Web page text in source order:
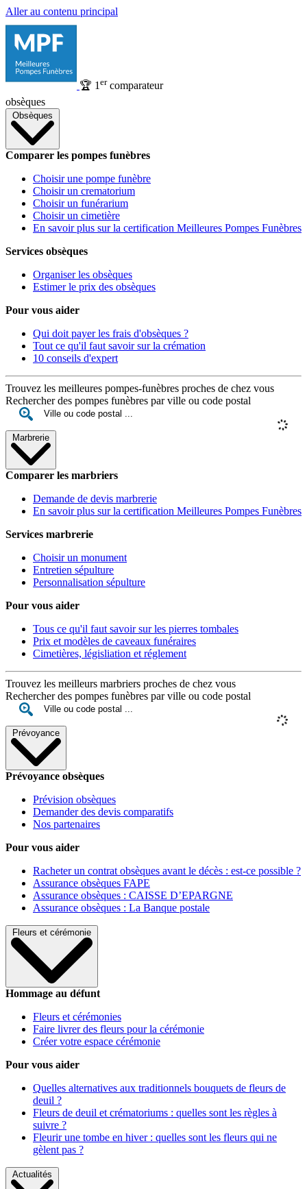
Aller au contenu principal
🏆 1 ercomparateur
obsèques
Obsèques
Comparer les pompes funèbres
Choisir une pompe funèbre
Choisir un crematorium
Choisir un funérarium
Choisir un cimetière
En savoir plus sur la certification Meilleures Pompes Funèbres
Services obsèques
Organiser les obsèques
Estimer le prix des obsèques
Pour vous aider
Qui doit payer les frais d'obsèques ?
Tout ce qu'il faut savoir sur la crémation
10 conseils d'expert
Trouvez les meilleures pompes-funèbres proches de chez vous
Rechercher des pompes funèbres par ville ou code postal
Marbrerie
Comparer les marbriers
Demande de devis marbrerie
En savoir plus sur la certification Meilleures Pompes Funèbres
Services marbrerie
Choisir un monument
Entretien sépulture
Personnalisation sépulture
Pour vous aider
Tous ce qu'il faut savoir sur les pierres tombales
Prix et modèles de caveaux funéraires
Cimetières, législiation et réglement
Trouvez les meilleurs marbriers proches de chez vous
Rechercher des pompes funèbres par ville ou code postal
Prévoyance
Prévoyance obsèques
Prévision obsèques
Demander des devis comparatifs
Nos partenaires
Pour vous aider
Racheter un contrat obsèques avant le décès : est-ce possible ?
Assurance obsèques FAPE
Assurance obsèques : CAISSE D’EPARGNE
Assurance obsèques : La Banque postale
Fleurs et cérémonie
Hommage au défunt
Fleurs et cérémonies
Faire livrer des fleurs pour la cérémonie
Créer votre espace cérémonie
Pour vous aider
Quelles alternatives aux traditionnels bouquets de fleurs de
deuil ?
Fleurs de deuil et crématoriums : quelles sont les règles à
suivre ?
Fleurir une tombe en hiver : quelles sont les fleurs qui ne
gèlent pas ?
Actualités